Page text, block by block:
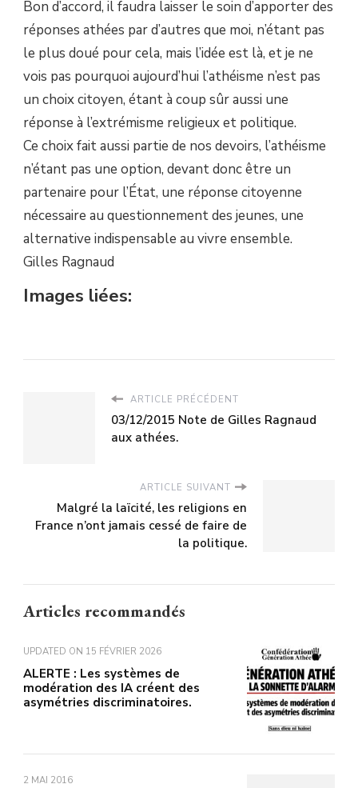
Bon d’accord, il faudra laisser le soin d’apporter des
réponses athées par d’autres que moi, n’étant pas
le plus doué pour cela, mais l’idée est là, et je ne
vois pas pourquoi aujourd’hui l’athéisme n’est pas
un choix citoyen, étant à coup sûr aussi une
réponse à l’extrémisme religieux et politique.
Ce choix fait aussi partie de nos devoirs, l’athéisme
n’étant pas une option, devant donc être un
partenaire pour l’État, une réponse citoyenne
nécessaire au questionnement des jeunes, une
alternative indispensable au vivre ensemble.
Gilles Ragnaud
Images liées:
ARTICLE PRÉCÉDENT
03/12/2015 Note de Gilles Ragnaud
aux athées.
ARTICLE SUIVANT
Malgré la laïcité, les religions en
France n’ont jamais cessé de faire de
la politique.
Articles recommandés
UPDATED ON 15 FÉVRIER 2026
ALERTE : Les systèmes de
modération des IA créent des
asymétries discriminatoires.
2 MAI 2016